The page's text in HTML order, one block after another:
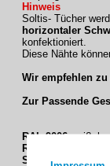
Hinweis
Soltis- Tücher
horizontaler
konfektioniert.
Diese Nähte
Wir empfehlen
Zur Passende
RAL 9006
RAL 9016
SL 89 - RAL 9005